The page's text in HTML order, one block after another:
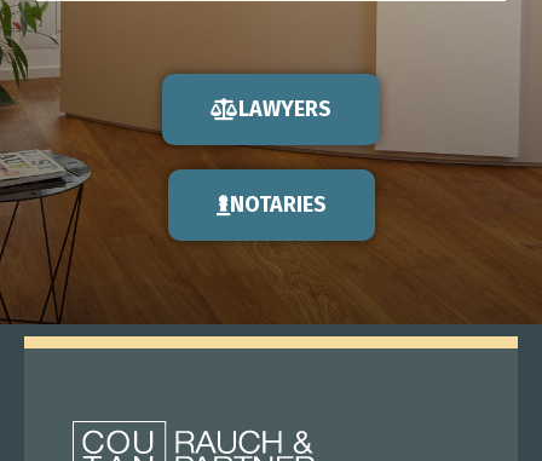
LAWYERS
NOTARIES